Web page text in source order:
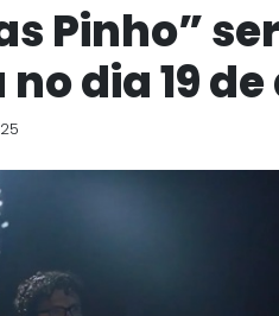
Pinho”
no dia 19